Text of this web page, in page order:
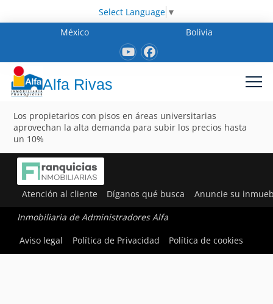
Select Language ▼
México
Bolivia
Alfa Rivas
Los propietarios con pisos en áreas universitarias
aprovechan la alta demanda para subir los precios hasta
un 10%
Atención al cliente Díganos qué busca Anuncie su
Inmobiliaria de Administradores Alfa
Aviso legal
Política de Privacidad Política de cookies